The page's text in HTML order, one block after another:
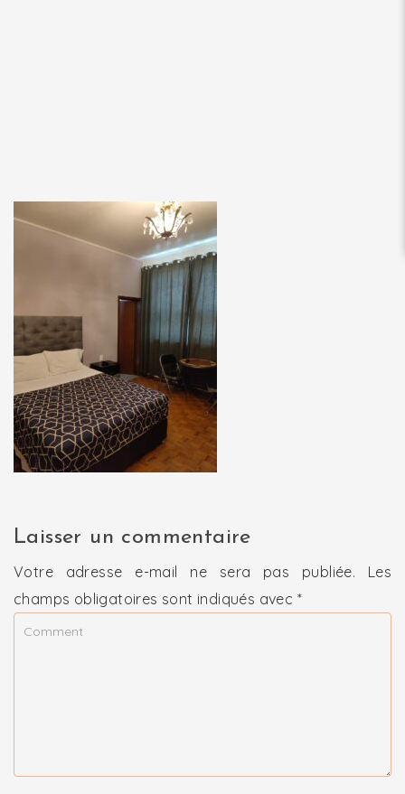
Laisser un commentaire
Votre adresse e-mail ne sera pas publiée.
Les
champs obligatoires sont indiqués avec *